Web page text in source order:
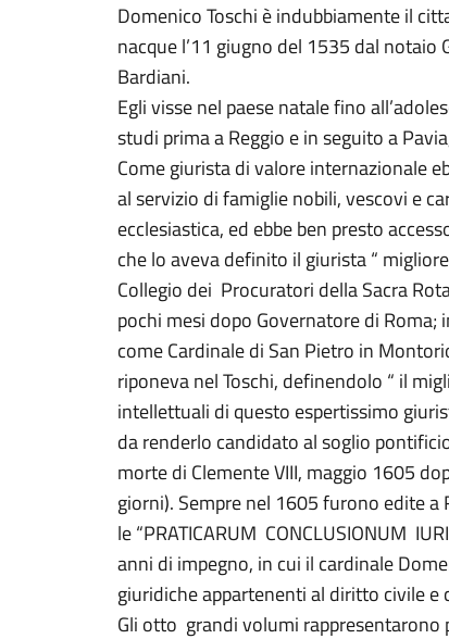
Domenico Toschi è indubbiamente il
nacque l’11 giugno del 1535 dal notaio
Bardiani.
Egli visse nel paese natale fino
studi prima a Reggio e in seguito a
Come giurista di valore internazionale
al servizio di famiglie nobili, vescovi e
ecclesiastica, ed ebbe ben presto
che lo aveva definito il giurista “
Collegio dei Procuratori della Sacra
pochi mesi dopo Governatore di
come Cardinale di San Pietro in
riponeva nel Toschi, definendolo “ il
intellettuali di questo espertissimo
da renderlo candidato al soglio
morte di Clemente VIII, maggio 1605
giorni). Sempre nel 1605 furono edite
le “PRATICARUM CONCLUSIONUM
anni di impegno, in cui il cardinale
giuridiche appartenenti al diritto civile e
Gli otto grandi volumi rappresentarono